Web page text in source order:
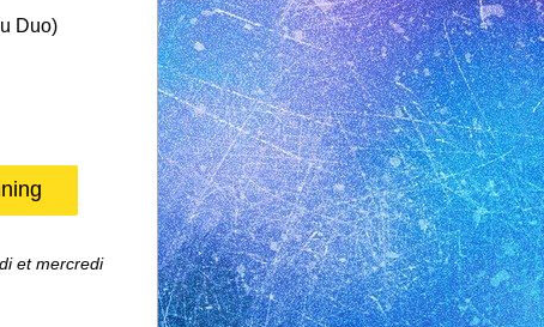
Duo)
et mercredi